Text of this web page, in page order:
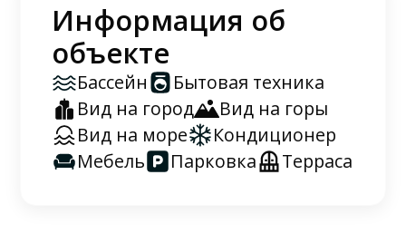
Информация об
объекте
Бассейн
Бытовая техника
Вид на город
Вид на горы
Вид на море
Кондиционер
Мебель
Парковка Терраса